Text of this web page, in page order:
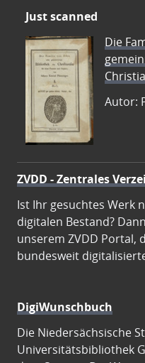
Just scanned
Die
Autor:
ZVDD - Zentrales
Ist Ihr gesuchtes Werk
digitalen Bestand?
unserem ZVDD Portal,
bundesweit
DigiWunschbuch
Die Niedersächsische
Universitätsbibliothek